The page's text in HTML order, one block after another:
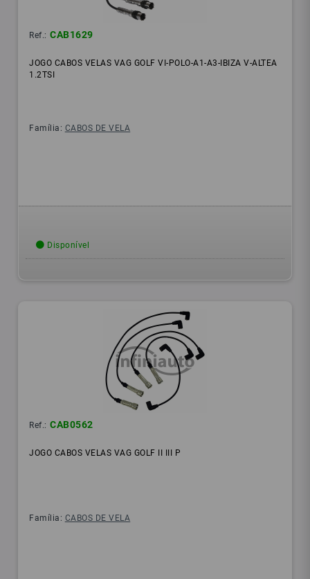
Ref.: CAB1629
JOGO CABOS VELAS VAG GOLF VI-POLO-A1-A3-IBIZA V-ALTEA
1.2TSI
Família: CABOS DE VELA
Disponível
Ref.: CAB0562
JOGO CABOS VELAS VAG GOLF II III P
Família: CABOS DE VELA